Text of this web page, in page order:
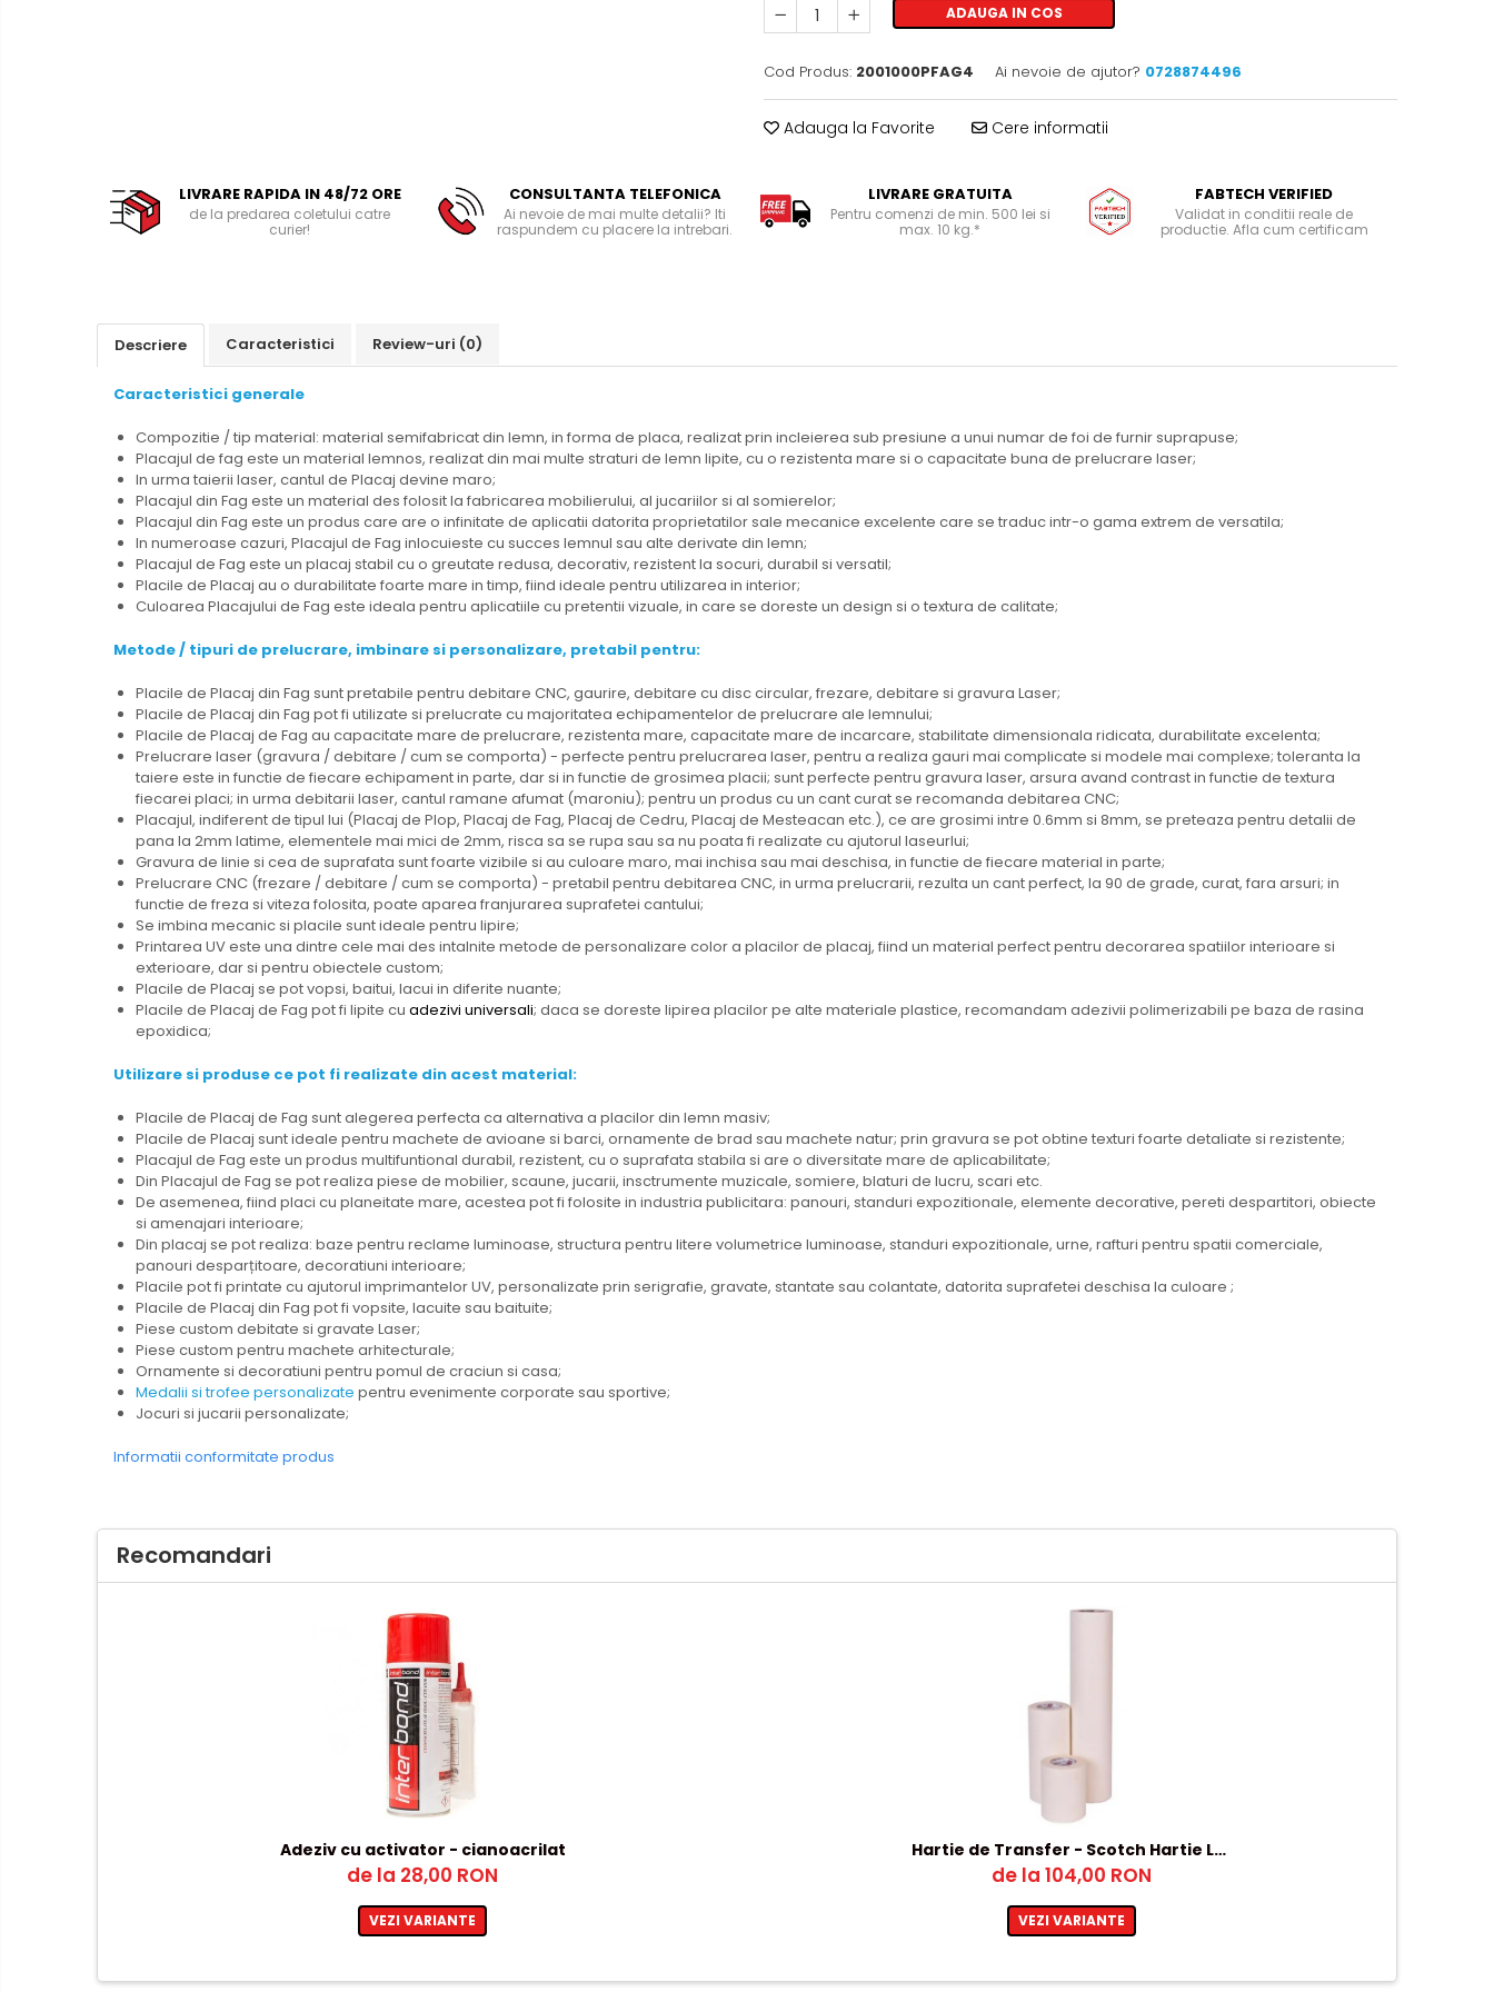
ADAUGA IN COS
Cod Produs: 2001000PFAG4 Ai nevoie de ajutor? 0728874496
Adauga la Favorite Cere informatii
LIVRARE RAPIDA IN 48/72 ORE
de la predarea coletului catre
curier!
CONSULTANTA TELEFONICA
Ai nevoie de mai multe detalii? Iti
raspundem cu placere la intrebari.
LIVRARE GRATUITA
Pentru comenzi de min. 500 lei si
max. 10 kg.*
FABTECH VERIFIED
Validat in conditii reale de
productie. Afla cum certificam
Descriere Caracteristici Review-uri (0)
Caracteristici generale
Compozitie / tip material: material semifabricat din lemn, in forma de placa, realizat prin incleierea sub presiune a unui numar de foi de furnir suprapuse;
Placajul de fag este un material lemnos, realizat din mai multe straturi de lemn lipite, cu o rezistenta mare si o capacitate buna de prelucrare laser;
In urma taierii laser, cantul de Placaj devine maro;
Placajul din Fag este un material des folosit la fabricarea mobilierului, al jucariilor si al somierelor;
Placajul din Fag este un produs care are o infinitate de aplicatii datorita proprietatilor sale mecanice excelente care se traduc intr-o gama extrem de versatila;
In numeroase cazuri, Placajul de Fag inlocuieste cu succes lemnul sau alte derivate din lemn;
Placajul de Fag este un placaj stabil cu o greutate redusa, decorativ, rezistent la socuri, durabil si versatil;
Placile de Placaj au o durabilitate foarte mare in timp, fiind ideale pentru utilizarea in interior;
Culoarea Placajului de Fag este ideala pentru aplicatiile cu pretentii vizuale, in care se doreste un design si o textura de calitate;
Metode/ tipuri de prelucrare, imbinare si personalizare, pretabil pentru:
Placile de Placaj din Fag sunt pretabile pentru debitare CNC, gaurire, debitare cu disc circular, frezare, debitare si gravura Laser;
Placile de Placaj din Fag pot fi utilizate si prelucrate cu majoritatea echipamentelor de prelucrare ale lemnului;
Placile de Placaj de Fag au capacitate mare de prelucrare, rezistenta mare, capacitate mare de incarcare, stabilitate dimensionala ridicata, durabilitate excelenta;
Prelucrare laser (gravura / debitare / cum se comporta) - perfecte pentru prelucrarea laser, pentru a realiza gauri mai complicate si modele mai complexe; toleranta la
taiere este in functie de fiecare echipament in parte, dar si in functie de grosimea placii; sunt perfecte pentru gravura laser, arsura avand contrast in functie de textura
fiecarei placi; in urma debitarii laser, cantul ramane afumat (maroniu); pentru un produs cu un cant curat se recomanda debitarea CNC;
Placajul, indiferent de tipul lui (Placaj de Plop, Placaj de Fag, Placaj de Cedru, Placaj de Mesteacan etc.), ce are grosimi intre 0.6mm si 8mm, se preteaza pentru detalii de
pana la 2mm latime, elementele mai mici de 2mm, risca sa se rupa sau sa nu poata fi realizate cu ajutorul laseurlui;
Gravura de linie si cea de suprafata sunt foarte vizibile si au culoare maro, mai inchisa sau mai deschisa, in functie de fiecare material in parte;
Prelucrare CNC (frezare / debitare / cum se comporta) - pretabil pentru debitarea CNC, in urma prelucrarii, rezulta un cant perfect, la 90 de grade, curat, fara arsuri; in
functie de freza si viteza folosita, poate aparea franjurarea suprafetei cantului;
Se imbina mecanic si placile sunt ideale pentru lipire;
Printarea UV este una dintre cele mai des intalnite metode de personalizare color a placilor de placaj, fiind un material perfect pentru decorarea spatiilor interioare si
exterioare, dar si pentru obiectele custom;
Placile de Placaj se pot vopsi, baitui, lacui in diferite nuante;
Placile de Placaj de Fag pot fi lipite cu adezivi universali; daca se doreste lipirea placilor pe alte materiale plastice, recomandam adezivii polimerizabili pe baza de rasina
epoxidica;
Utilizare si produse ce pot fi realizate din acest material:
Placile de Placaj de Fag sunt alegerea perfecta ca alternativa a placilor din lemn masiv;
Placile de Placaj sunt ideale pentru machete de avioane si barci, ornamente de brad sau machete natur; prin gravura se pot obtine texturi foarte detaliate si rezistente;
Placajul de Fag este un produs multifuntional durabil, rezistent, cu o suprafata stabila si are o diversitate mare de aplicabilitate;
Din Placajul de Fag se pot realiza piese de mobilier, scaune, jucarii, insctrumente muzicale, somiere, blaturi de lucru, scari etc.
De asemenea, fiind placi cu planeitate mare, acestea pot fi folosite in industria publicitara: panouri, standuri expozitionale, elemente decorative, pereti despartitori, obiecte
si amenajari interioare;
Din placaj se pot realiza: baze pentru reclame luminoase, structura pentru litere volumetrice luminoase, standuri expozitionale, urne, rafturi pentru spatii comerciale,
panouri desparțitoare, decoratiuni interioare;
Placile pot fi printate cu ajutorul imprimantelor UV, personalizate prin serigrafie, gravate, stantate sau colantate, datorita suprafetei deschisa la culoare ;
Placile de Placaj din Fag pot fi vopsite, lacuite sau baituite;
Piese custom debitate si gravate Laser;
Piese custom pentru machete arhitecturale;
Ornamente si decoratiuni pentru pomul de craciun si casa;
Medalii si trofee personalizate pentru evenimente corporate sau sportive;
Jocuri si jucarii personalizate;
Informatii conformitate produs
Recomandari
Adeziv cu activator - cianoacrilat
de la 28,00 RON
VEZI VARIANTE
Hartie de Transfer - Scotch Hartie Lat
100ML – 1200mm
de la 104,00 RON
VEZI VARIANTE